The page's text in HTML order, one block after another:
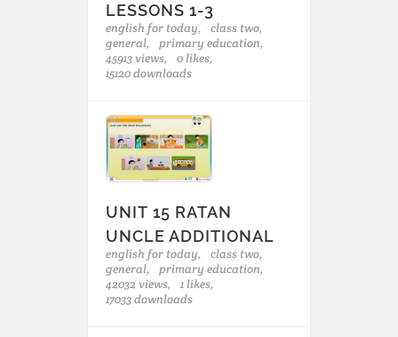
LESSONS 1-3
english for today,
class two,
general,
primary education,
45913 views,
0 likes,
15120 downloads
UNIT 15 RATAN
UNCLE ADDITIONAL
english for today,
class two,
general,
primary education,
42032 views,
1 likes,
17033 downloads